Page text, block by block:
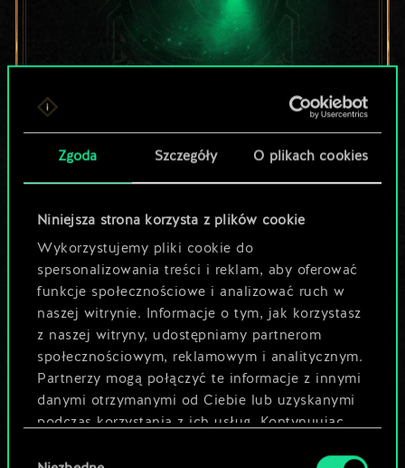
Zgoda Szczegóły O plikach cookies
Niniejsza strona korzysta z plików cookie
Wykorzystujemy pliki cookie do
spersonalizowania treści i reklam, aby oferować
funkcje społecznościowe i analizować ruch w
naszej witrynie. Informacje o tym, jak korzystasz
z naszej witryny, udostępniamy partnerom
społecznościowym, reklamowym i analitycznym.
Partnerzy mogą połączyć te informacje z innymi
danymi otrzymanymi od Ciebie lub uzyskanymi
podczas korzystania z ich usług. Kontynuując
Lubisz grać tą talią?
Pomóż społeczności
odkryć jej
potencjał!
Nazwij talię i opisz swoją strategię
Edytuj talię
LUB